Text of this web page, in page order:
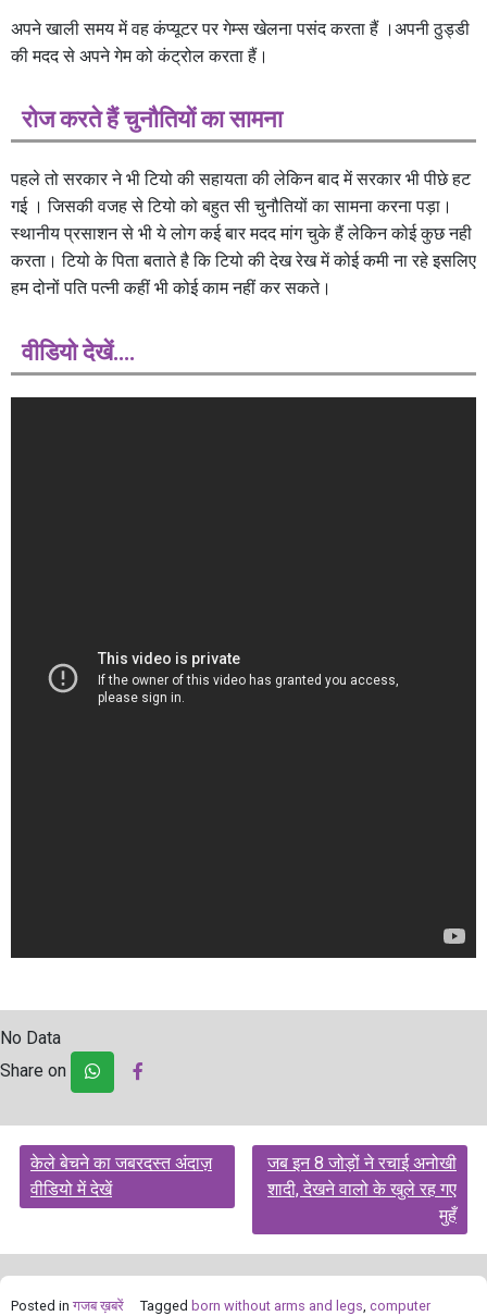
अपने खाली समय में वह कंप्यूटर पर गेम्स खेलना पसंद करता हैं ।अपनी ठुड्डी
की मदद से अपने गेम को कंट्रोल करता हैं।
रोज करते हैं चुनौतियों का सामना
पहले तो सरकार ने भी टियो की सहायता की लेकिन बाद में सरकार भी पीछे हट
गई । जिसकी वजह से टियो को बहुत सी चुनौतियों का सामना करना पड़ा।
स्थानीय प्रसाशन से भी ये लोग कई बार मदद मांग चुके हैं लेकिन कोई कुछ नही
करता। टियो के पिता बताते है कि टियो की देख रेख में कोई कमी ना रहे इसलिए
हम दोनों पति पत्नी कहीं भी कोई काम नहीं कर सकते।
वीडियो देखें….
No Data
Share on
Post
navigation
केले बेचने का जबरदस्त अंदाज़
वीडियो में देखें
जब इन 8 जोड़ों ने रचाई अनोखी
शादी, देखने वालो के खुले रह गए
मुहँ
Posted in गजब ख़बरें Tagged born without arms and legs, computer